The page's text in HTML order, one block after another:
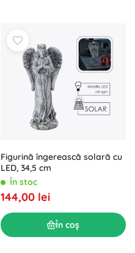
Figurină îngerească solară cu
LED, 34,5 cm
În stoc
144,00 lei
În coș